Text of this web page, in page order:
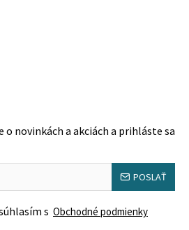
novinkách a akciách a prihláste sa
POSLAŤ
s Obchodné podmienky